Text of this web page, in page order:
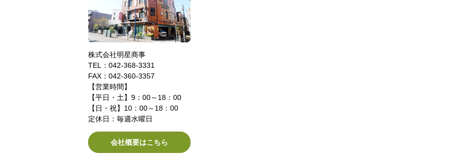
株式会社明星商事
TEL：042-368-3331
FAX：042-360-3357
【営業時間】
【平日・土】9：00～18：00
【日・祝】10：00～18：00
定休日：毎週水曜日
会社概要はこちら